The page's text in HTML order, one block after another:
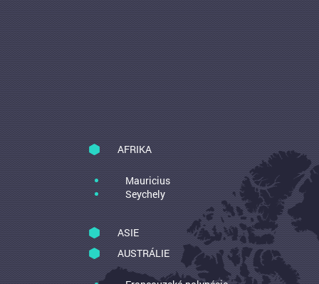
AFRIKA
Mauricius
Seychely
ASIE
AUSTRÁLIE